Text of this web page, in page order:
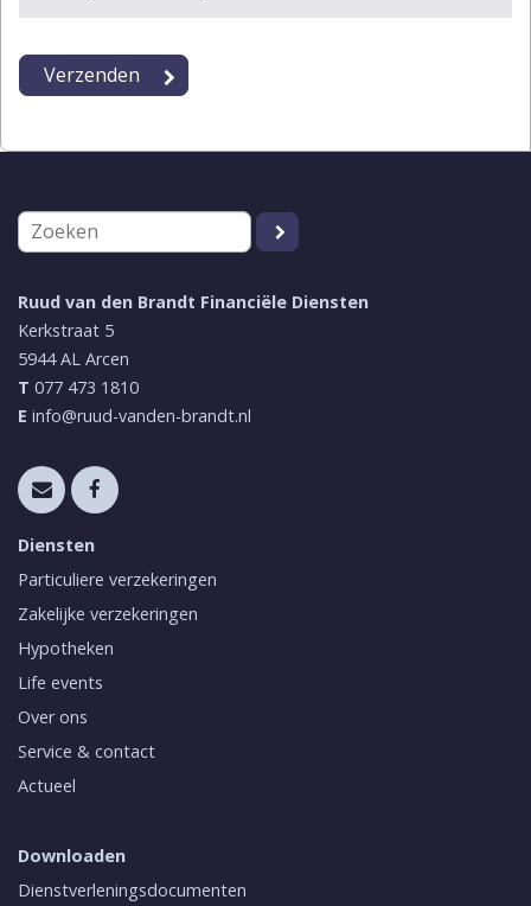
Ruud van den Brandt Financiële Diensten
Kerkstraat 5
5944 AL Arcen
T 077 473 1810
E info@ruud-vanden-brandt.nl
Diensten
Particuliere verzekeringen
Zakelijke verzekeringen
Hypotheken
Life events
Over ons
Service & contact
Actueel
Downloaden
Dienstverleningsdocumenten